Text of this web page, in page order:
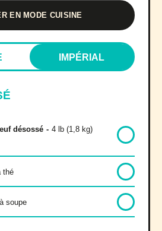
EN MODE CUISINE
IMPÉRIAL
désossé - 4 lb (1,8 kg)
thé
soupe